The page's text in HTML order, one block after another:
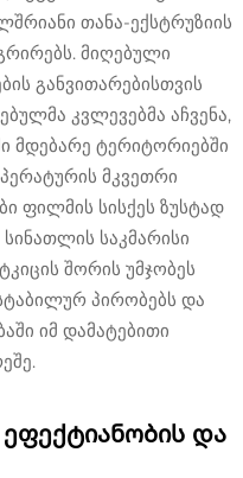
თანა-ექსტრუზიის
მიღებული
განვითარებისთვის
კვლევებმა აჩვენა,
მდებარე ტერიტორიებში
მკვეთრი
ფილმის სისქეს ზუსტად
საკმარისი
შორის უმჯობეს
პირობებს და
იმ დამატებითი
და